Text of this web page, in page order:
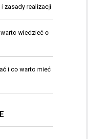
zasady realizacji
wiedzieć o
i co warto mieć